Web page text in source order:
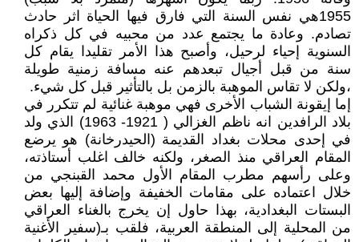
1955هي نفس السنة التي فارق فيها الحياة اثر حادث
تصادم. وعادة ما يجتمع عدد من محبيه في كل ذكراه
السنوية إحياء لرحيل، وأصبح هذا الأمر تقليدا يقام كل
سنة من قبل أجيال تبعدهم عنه مسافة زمنية طويلة
،ولكن لا تقاس الموهبة بالزمن بل بالتأثير قبل كل شيء.
إما إيقونة الشباب الأخرى فهي موهبة غنائية لم تتكرر في
بلاد الرافدين انه ناظم الغزالي ( 1921- 1963) الذي ولد
في إحدى محلات بغداد القديمة (الحيدرخانة) هو يرضع
المقام العراقي منذ الصغر، ولكنه خالف اغلب أستاذته،
وعلى رأسهم مطرب المقام الأول محمد القبنجي من
خلال اعتماده على مقامات الخفيفة وإضافة إليها بعض
البستات البغدادية، بهذا حاول إن يخرج بالغناء العراقي
من المحلية إلى المنطقة العربية، فلقب بـ(سفير الأغنية